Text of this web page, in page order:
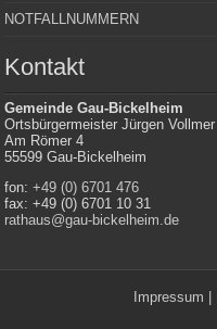
NOTFALLNUMMERN
Kontakt
Gemeinde Gau-Bickelheim
Ortsbürgermeister Jürgen Vollmer
Am Römer 4
55599 Gau-Bickelheim
fon:+49 (0) 6701 476
fax: +49 (0) 6701 10 31
rathaus@gau-bickelheim.de
Impressum